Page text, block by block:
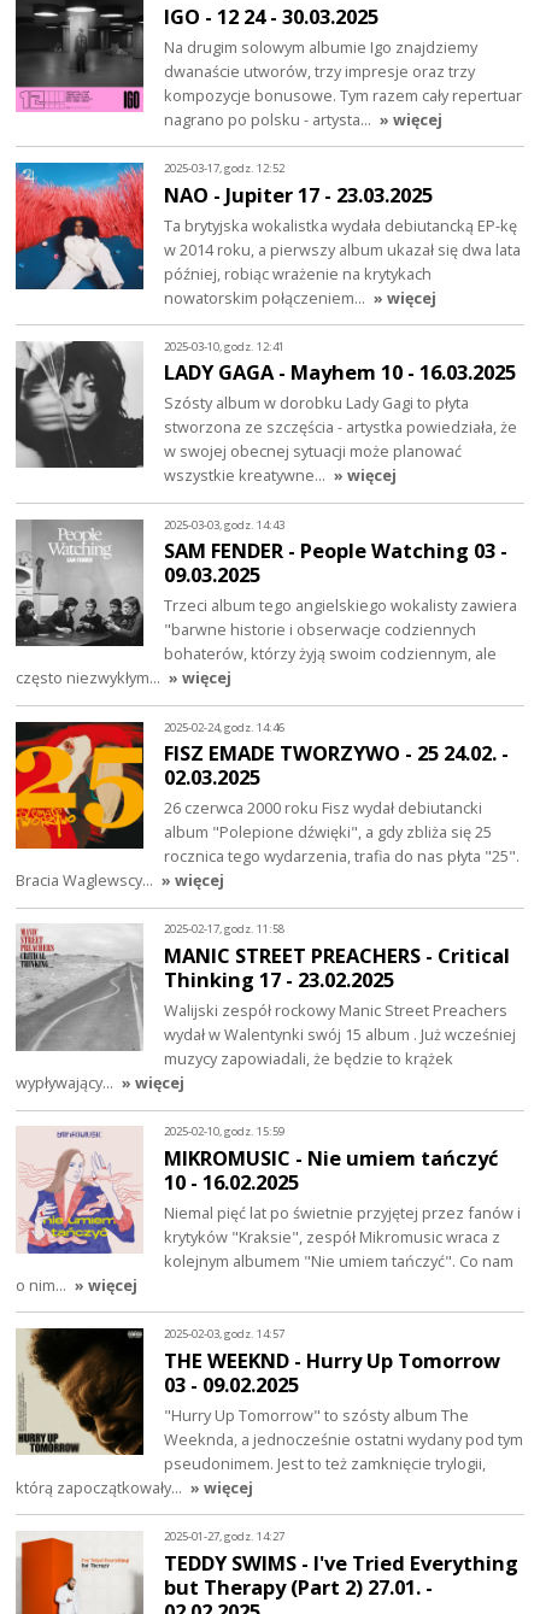
IGO - 12 24 - 30.03.2025
Na drugim solowym albumie Igo znajdziemy
dwanaście utworów, trzy impresje oraz trzy
kompozycje bonusowe. Tym razem cały repertuar
nagrano po polsku - artysta… » więcej
2025-03-17, godz. 12:52
NAO - Jupiter 17 - 23.03.2025
Ta brytyjska wokalistka wydała debiutancką EP-kę
w 2014 roku, a pierwszy album ukazał się dwa lata
później, robiąc wrażenie na krytykach
nowatorskim połączeniem… » więcej
2025-03-10, godz. 12:41
LADY GAGA - Mayhem 10 - 16.03.2025
Szósty album w dorobku Lady Gagi to płyta
stworzona ze szczęścia - artystka powiedziała, że
w swojej obecnej sytuacji może planować
wszystkie kreatywne… » więcej
2025-03-03, godz. 14:43
SAM FENDER - People Watching 03 -
09.03.2025
Trzeci album tego angielskiego wokalisty zawiera
"barwne historie i obserwacje codziennych
bohaterów, którzy żyją swoim codziennym, ale
często niezwykłym… » więcej
2025-02-24, godz. 14:46
FISZ EMADE TWORZYWO - 25 24.02. -
02.03.2025
26 czerwca 2000 roku Fisz wydał debiutancki
album "Polepione dźwięki", a gdy zbliża się 25
rocznica tego wydarzenia, trafia do nas płyta "25".
Bracia Waglewscy… » więcej
2025-02-17, godz. 11:58
MANIC STREET PREACHERS - Critical
Thinking 17 - 23.02.2025
Walijski zespół rockowy Manic Street Preachers
wydał w Walentynki swój 15 album . Już wcześniej
muzycy zapowiadali, że będzie to krążek
wypływający… » więcej
2025-02-10, godz. 15:59
MIKROMUSIC - Nie umiem tańczyć
10 - 16.02.2025
Niemal pięć lat po świetnie przyjętej przez fanów i
krytyków "Kraksie", zespół Mikromusic wraca z
kolejnym albumem "Nie umiem tańczyć". Co nam
o nim… » więcej
2025-02-03, godz. 14:57
THE WEEKND - Hurry Up Tomorrow
03 - 09.02.2025
"Hurry Up Tomorrow" to szósty album The
Weeknda, a jednocześnie ostatni wydany pod tym
pseudonimem. Jest to też zamknięcie trylogii,
którą zapoczątkowały… » więcej
2025-01-27, godz. 14:27
TEDDY SWIMS - I've Tried Everything
but Therapy (Part 2) 27.01. -